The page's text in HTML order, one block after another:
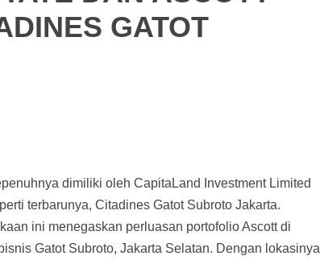
GATOT
dimiliki oleh CapitaLand Investment Limited
terbarunya, Citadines Gatot Subroto Jakarta.
ini menegaskan perluasan portofolio Ascott di
Gatot Subroto, Jakarta Selatan. Dengan lokasinya